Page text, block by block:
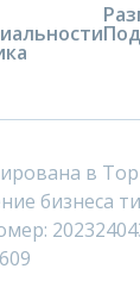
в
бизнеса